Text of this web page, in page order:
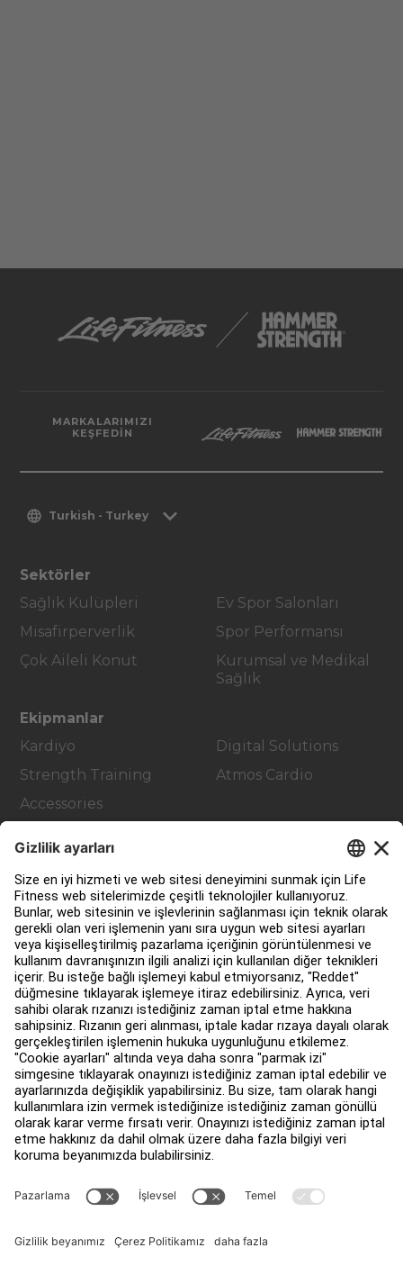
MARKALARIMIZI
KEŞFEDIN
Turkish - Turkey
Sektörler
Sağlık Kulüpleri
Misafirperverlik
Çok Aileli Konut
Ev Spor Salonları
Spor Performansı
Kurumsal ve Medikal
Sağlık
Ekipmanlar
Kardiyo
Strength Training
Accessories
Digital Solutions
Atmos Cardio
Müşteri Hizmetleri
Fitness Tesis Tasarımı ve Düzenlemesi
Hizmet Merkezi
Eğitim Merkezi
Hakkında
Bir Distribütör Bul
Mağaza bul
Yasal
Erişilebilirlik
Facility Connect'ya giriş yap